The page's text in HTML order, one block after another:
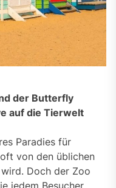
der Butterfly
auf die Tierwelt
Paradies für
von den üblichen
Doch der Zoo
jedem Besucher